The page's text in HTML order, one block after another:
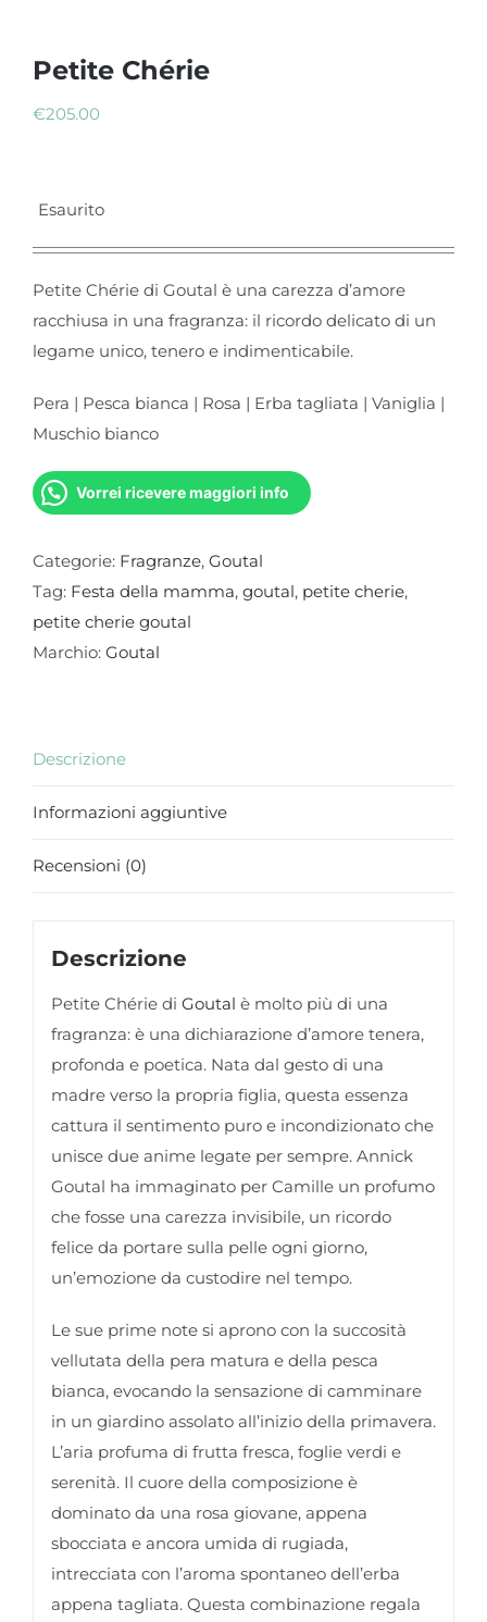
Petite Chérie
€205.00
Esaurito
Petite Chérie di Goutal è una carezza d’amore
racchiusa in una fragranza: il ricordo delicato di un
legame unico, tenero e indimenticabile.
Pera | Pesca bianca | Rosa | Erba tagliata | Vaniglia |
Muschio bianco
Vorrei ricevere maggiori info
Categorie: Fragranze, Goutal
Tag: Festa della mamma, goutal, petite cherie,
petite cherie goutal
Marchio: Goutal
Descrizione
Informazioni aggiuntive
Recensioni (0)
Descrizione
Petite Chérie di Goutal è molto più di una
fragranza: è una dichiarazione d’amore tenera,
profonda e poetica. Nata dal gesto di una
madre verso la propria figlia, questa essenza
cattura il sentimento puro e incondizionato che
unisce due anime legate per sempre. Annick
Goutal ha immaginato per Camille un profumo
che fosse una carezza invisibile, un ricordo
felice da portare sulla pelle ogni giorno,
un’emozione da custodire nel tempo.
Le sue prime note si aprono con la succosità
vellutata della pera matura e della pesca
bianca, evocando la sensazione di camminare
in un giardino assolato all’inizio della primavera.
L’aria profuma di frutta fresca, foglie verdi e
serenità. Il cuore della composizione è
dominato da una rosa giovane, appena
sbocciata e ancora umida di rugiada,
intrecciata con l’aroma spontaneo dell’erba
appena tagliata. Questa combinazione regala